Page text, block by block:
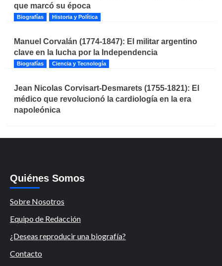
que marcó su época
Biografías Historia y Política
Manuel Corvalán (1774-1847): El militar argentino
clave en la lucha por la Independencia
Biografías Ciencia y Tecnología
Jean Nicolas Corvisart-Desmarets (1755-1821): El
médico que revolucionó la cardiología en la era
napoleónica
Quiénes Somos
Sobre Nosotros
Equipo de Redacción
¿Deseas reproducir una biografía?
Contacto